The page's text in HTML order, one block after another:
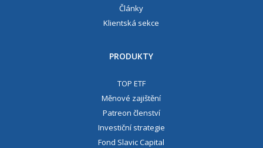
Články
Klientská sekce
PRODUKTY
TOP ETF
Měnové zajištění
Patreon členství
Investiční strategie
Fond Slavic Capital